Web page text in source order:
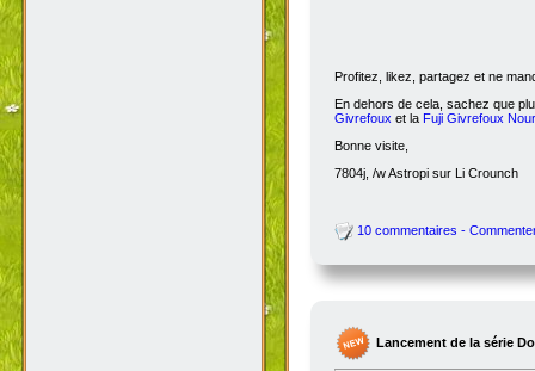
Profitez, likez, partagez et ne
En dehors de cela, sachez que
Givrefoux et la Fuji Givrefoux
Bonne visite,
7804j, /w Astropi sur Li Crounch
10 commentaires -
Lancement de la série